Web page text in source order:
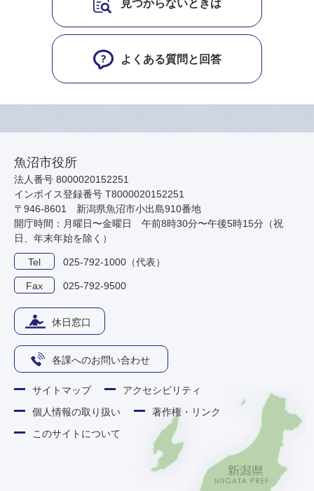
見つからないときは
よくある質問と回答
魚沼市役所
法人番号 8000020152251
インボイス登録番号 T8000020152251
〒946-8601 新潟県魚沼市小出島910番地
開庁時間：月曜日〜金曜日 午前8時30分〜午後5時15分（祝
日、年末年始を除く）
Tel 025-792-1000（代表）
Fax 025-792-9500
休日窓口
各課へのお問い合わせ
サイトマップ
アクセシビリティ
個人情報の取り扱い
著作権・リンク
このサイトについて